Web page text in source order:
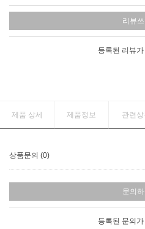
리뷰쓰
등록된 리뷰
제품 상세 제품정보 관련상
상품문의 (0)
문의하
등록된 문의